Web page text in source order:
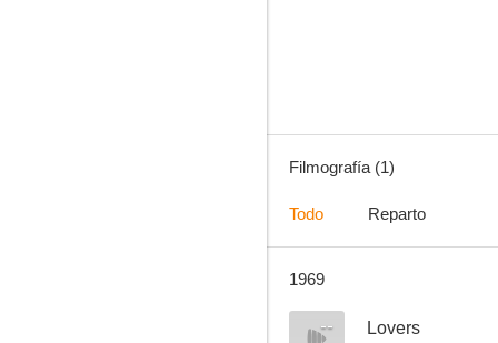
Filmografía (1)
Todo Reparto
1969
-- Lovers